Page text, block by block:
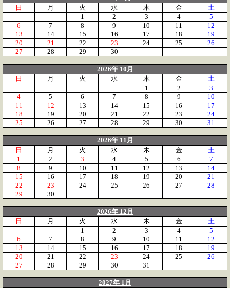
日
月 火 水 木 金
土
1
2 3 4
5
6
7 8 9 10 11
12
13
14 15 16 17 18
19
20
21 22 23 24 25
26
27
28 29 30
2026年 10月
日
月 火 水 木 金
土
1
2
3
4
5 6 7 8 9
10
11
12 13 14 15 16
17
18
19 20 21 22 23
24
25
26 27 28 29 30 31
2026年 11月
日
月 火 水 木 金
土
1
2 3 4 5 6
7
8
9 10 11 12 13
14
15
16 17 18 19 20
21
22
23 24 25 26 27
28
29
30
2026年 12月
日
月 火 水 木 金
土
1
2 3 4
5
6
7 8 9 10 11
12
13
14 15 16 17 18
19
20
21 22 23 24 25
26
27
28 29 30 31
2027年 1月